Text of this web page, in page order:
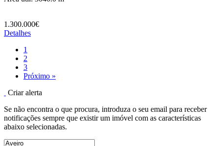
1.300.000€
Detalhes
1
2
3
Próximo »
Criar alerta
Se não encontra o que procura, introduza o seu email para receber
notificações sempre que existir um imóvel com as características
abaixo selecionadas.